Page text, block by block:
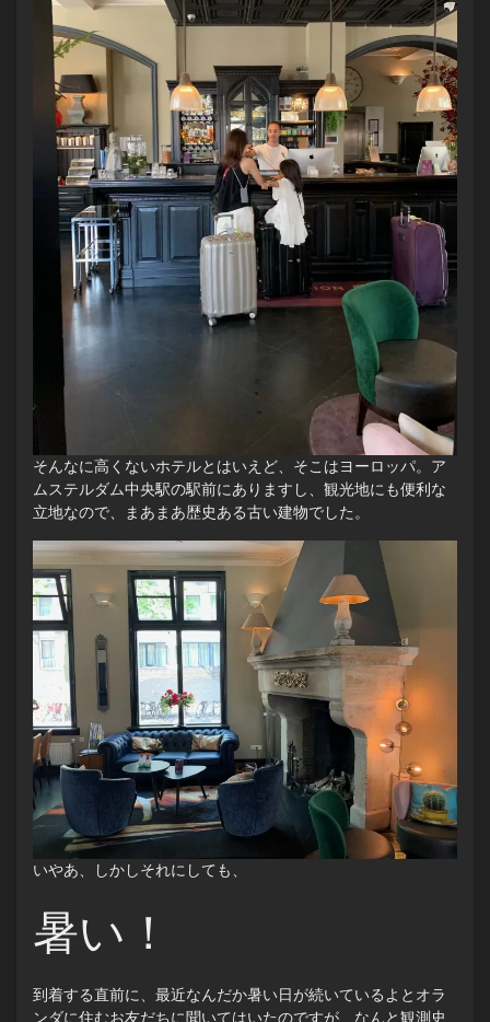
そんなに高くないホテルとはいえど、そこはヨーロッパ。ア
ムステルダム中央駅の駅前にありますし、観光地にも便利な
立地なので、まあまあ歴史ある古い建物でした。
いやあ、しかしそれにしても、
暑い！
到着する直前に、最近なんだか暑い日が続いているよとオラ
ンダに住むお友だちに聞いてはいたのですが、なんと観測史